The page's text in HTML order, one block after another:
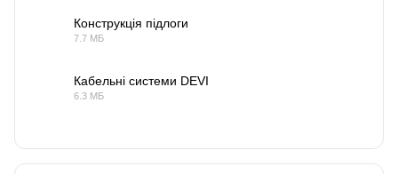
Конструкція підлоги
7.7 МБ
Кабельні системи DEVI
6.3 МБ